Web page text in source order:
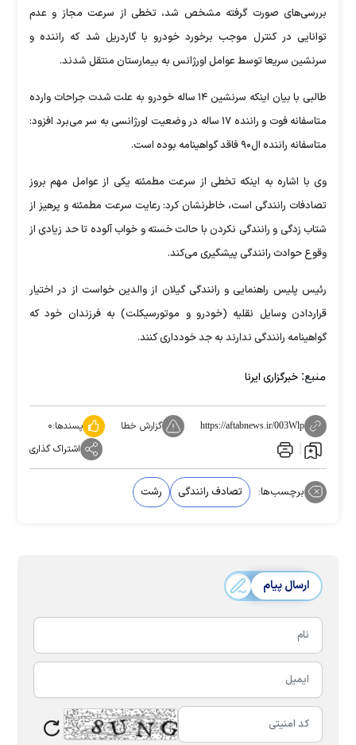
بررسی‌های صورت گرفته مشخص شد، تخطی از سرعت مجاز و عدم
توانایی در کنترل موجب برخورد خودرو با گاردریل شد که راننده و
سرنشین سریعا توسط عوامل اورژانس به بیمارستان منتقل شدند.
طالبی با بیان اینکه سرنشین ۱۴ ساله خودرو به علت شدت جراحات وارده
متاسفانه فوت و راننده ۱۷ ساله در وضعیت اورژانسی به سر می‌برد افزود:
متاسفانه راننده ال۹۰ فاقد گواهینامه بوده است.
وی با اشاره به اینکه تخطی از سرعت مطمئنه یکی از عوامل مهم بروز
تصادفات رانندگی است، خاطرنشان کرد: رعایت سرعت مطمئنه و پرهیز از
شتاب زدگی و رانندگی نکردن با حالت خسته و خواب آلوده تا حد زیادی از
وقوع حوادث رانندگی پیشگیری می‌کند.
رئیس پلیس راهنمایی و رانندگی گیلان از والدین خواست از در اختیار
قراردادن وسایل نقلیه (خودرو و موتورسیکلت) به فرزندان خود که
گواهینامه رانندگی ندارند به جد خودداری کنند.
منبع: خبرگزاری ایرنا
https://aftabnews.ir/003Wlp گزارش خطا پسندها:۰
اشتراک گذاری
برچسب‌ها: تصادف رانندگی رشت
ارسال پیام